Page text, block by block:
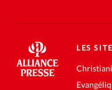
LES